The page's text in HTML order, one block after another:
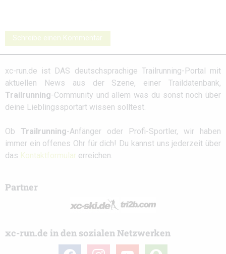
Schreibe einen Kommentar
xc-run.de ist DAS deutschsprachige Trailrunning-Portal mit
aktuellen News aus der Szene, einer Traildatenbank,
Trailrunning-Community und allem was du sonst noch über
deine Lieblingssportart wissen solltest.
Ob Trailrunning-Anfänger oder Profi-Sportler, wir haben
immer ein offenes Ohr für dich! Du kannst uns jederzeit über
das Kontaktformular erreichen.
Partner
xc-run.de in den sozialen Netzwerken
facebook instagramyoutube
user-